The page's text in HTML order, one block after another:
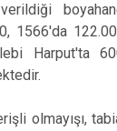
1566'da
Harput'ta